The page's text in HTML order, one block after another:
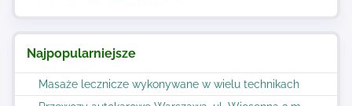
Najpopularniejsze
Masaże lecznicze wykonywane w wielu technikach